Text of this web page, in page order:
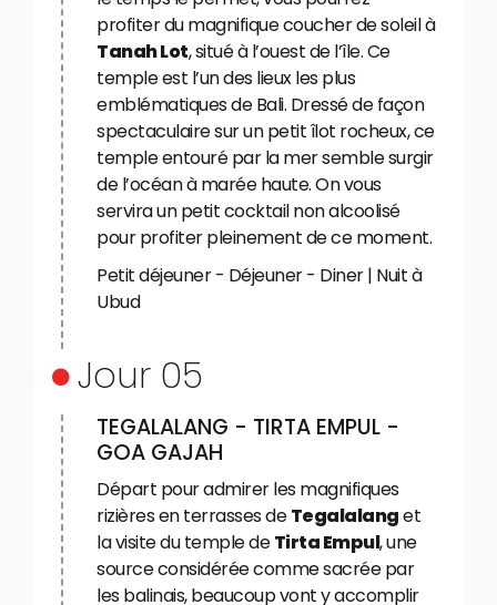
profiter du magnifique coucher de soleil à
Tanah Lot, situé à l’ouest de l’île. Ce
temple est l’un des lieux les plus
emblématiques de Bali. Dressé de façon
spectaculaire sur un petit îlot rocheux, ce
temple entouré par la mer semble surgir
de l’océan à marée haute. On vous
servira un petit cocktail non alcoolisé
pour profiter pleinement de ce moment.
Petit déjeuner - Déjeuner - Diner | Nuit à
Ubud
Jour 05
TEGALALANG - TIRTA EMPUL -
GOA GAJAH
Départ pour admirer les magnifiques
rizières en terrasses deTegalalanget
la visite du temple deTirta Empul, une
source considérée comme sacrée par
les balinais, beaucoup vont y accomplir